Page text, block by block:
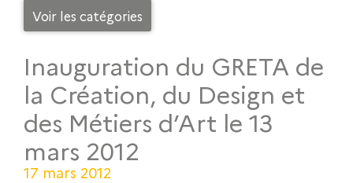
Voir les catégories
Inauguration du GRETA de
la Création, du Design et
des Métiers d’Art le 13
mars 2012
17 mars 2012